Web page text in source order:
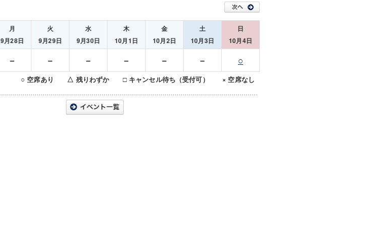
月
9月28日
火
9月29日
水
9月30日
木
10月1日
金
10月2日
土
10月3日
日
10月4日
－ － － － － － ○
○ 空席あり △ 残りわずか □ キャンセル待ち（受付可） × 空席なし